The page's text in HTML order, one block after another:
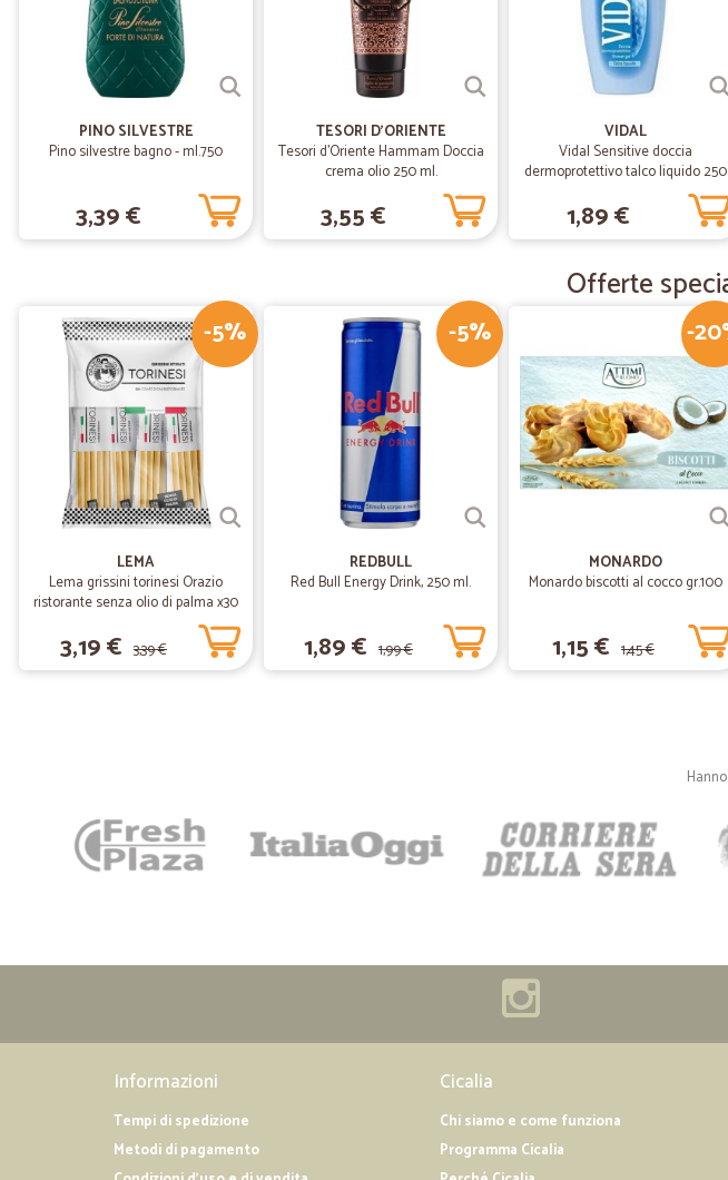
PINO SILVESTRE
Pino silvestre bagno - ml.750
3,39 €
TESORI D'ORIENTE
Tesori d'Oriente Hammam Doccia
crema olio 250 ml.
3,55 €
VIDAL
Vidal Sensitive doccia
dermoprotettivo talco liquido 250
1,89 €
Offerte
-5%
LEMA
Lema grissini torinesi Orazio
ristorante senza olio di palma x30
3,19 € 3,39 €
-5%
REDBULL
Red Bull Energy Drink, 250 ml.
1,89 € 1,99 €
-
MONARDO
Monardo biscotti al cocco gr.100
1,15 € 1,45 €
Informazioni
Tempi di spedizione
Metodi di pagamento
Cicalia
Chi siamo e come funziona
Programma Cicalia